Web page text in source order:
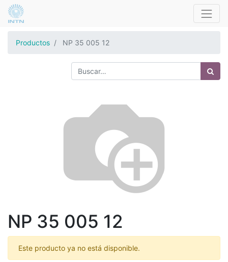
Productos NP 35 005 12
NP 35 005 12
Este producto ya no está disponible.